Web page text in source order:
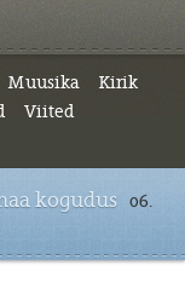
Muusika
Kirik
Viited
kogudus 06.